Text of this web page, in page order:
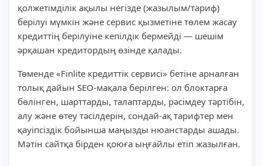
қолжетімділік ақылы негізде (жазылым/тариф)
берілуі мүмкін және сервис қызметіне төлем жасау
кредиттің берілуіне кепілдік бермейді — шешім
әрқашан кредитордың өзінде қалады.
Төменде «Finlite кредиттік сервисі» бетіне арналған
толық дайын SEO-мақала берілген: ол блоктарға
бөлінген, шарттарды, талаптарды, рәсімдеу тәртібін,
алу және өтеу тәсілдерін, сондай-ақ тарифтер мен
қауіпсіздік бойынша маңызды нюанстарды ашады.
Мәтін сайтқа бірден қоюға ыңғайлы етіп жазылған.